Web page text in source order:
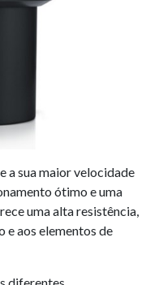
a sua maior velocidade
ótimo e uma
uma alta resistência,
e aos elementos de